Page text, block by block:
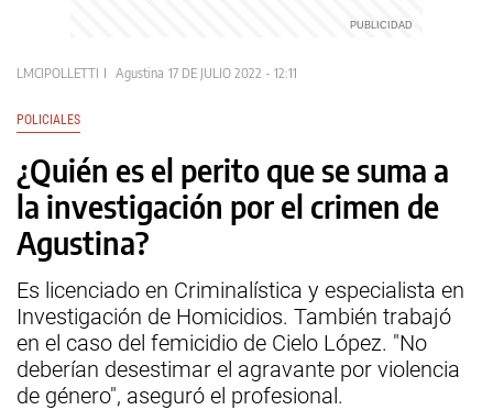
LMCIPOLLETTI Agustina 17 DE JULIO 2022 - 12:11
POLICIALES
¿Quién es el perito que se suma a
la investigación por el crimen de
Agustina?
Es licenciado en Criminalística y especialista en
Investigación de Homicidios. También trabajó
en el caso del femicidio de Cielo López. "No
deberían desestimar el agravante por violencia
de género", aseguró el profesional.